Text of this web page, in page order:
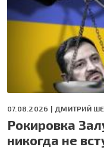
07.08.2026 | ДМИТРИЙ
Рокировка
никогда не